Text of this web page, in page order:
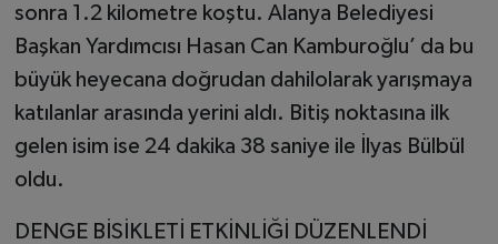
sonra 1.2 kilometre koştu. Alanya Belediyesi
Başkan Yardımcısı Hasan Can Kamburoğlu’ da bu
büyük heyecana doğrudan dahilolarak yarışmaya
katılanlar arasında yerini aldı. Bitiş noktasına ilk
gelen isim ise 24 dakika 38 saniye ile İlyas Bülbül
oldu.
DENGE BİSİKLETİ ETKİNLİĞİ DÜZENLENDİ